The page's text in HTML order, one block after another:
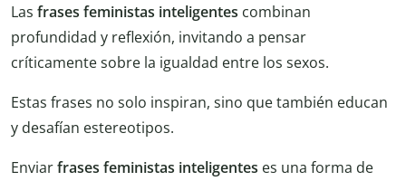
Las frases feministas inteligentes combinan
profundidad y reflexión, invitando a pensar
críticamente sobre la igualdad entre los sexos.
Estas frases no solo inspiran, sino que también educan
y desafían estereotipos.
Enviarfrases feministas inteligentes es una forma de